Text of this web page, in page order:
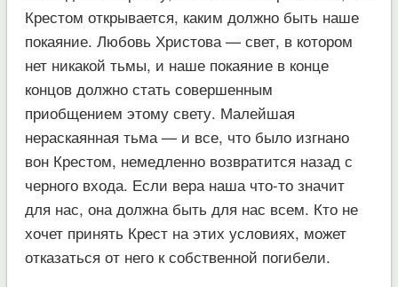
Крестом открывается, каким должно быть наше
покаяние. Любовь Христова — свет, в котором
нет никакой тьмы, и наше покаяние в конце
концов должно стать совершенным
приобщением этому свету. Малейшая
нераскаянная тьма — и все, что было изгнано
вон Крестом, немедленно возвратится назад с
черного входа. Если вера наша что-то значит
для нас, она должна быть для нас всем. Кто не
хочет принять Крест на этих условиях, может
отказаться от него к собственной погибели.